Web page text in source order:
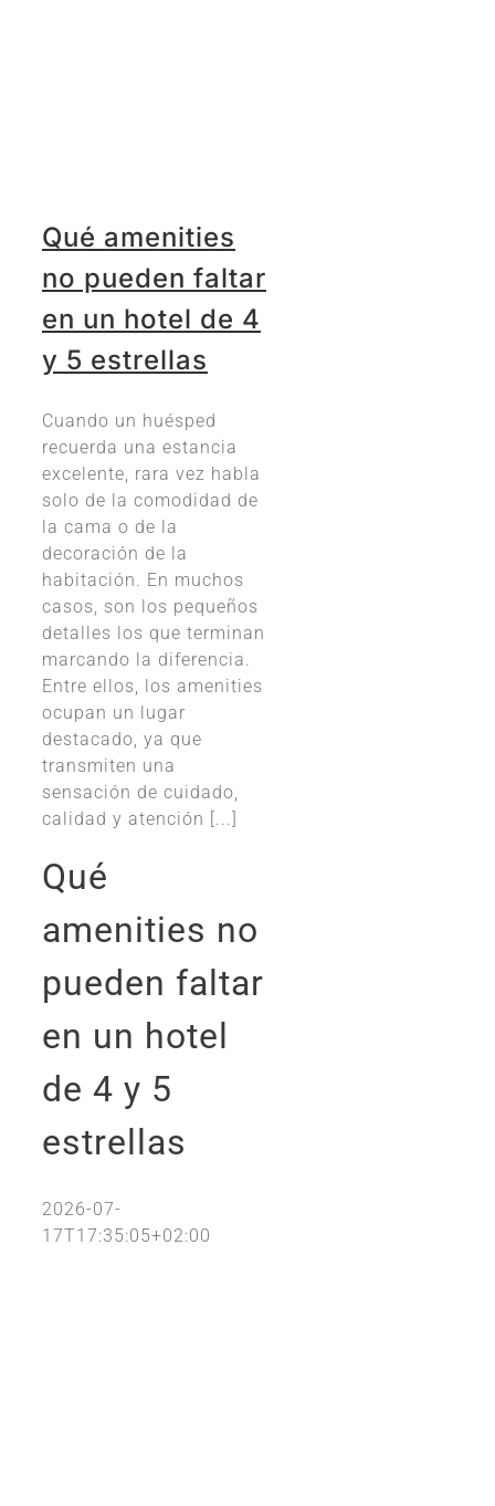
Qué amenities
no pueden faltar
en un hotel de 4
y 5 estrellas
Cuando un huésped
recuerda una estancia
excelente, rara vez habla
solo de la comodidad de
la cama o de la
decoración de la
habitación. En muchos
casos, son los pequeños
detalles los que terminan
marcando la diferencia.
Entre ellos, los amenities
ocupan un lugar
destacado, ya que
transmiten una
sensación de cuidado,
calidad y atención [...]
Qué
amenities no
pueden faltar
en un hotel
de 4 y 5
estrellas
2026-07-
17T17:35:05+02:00